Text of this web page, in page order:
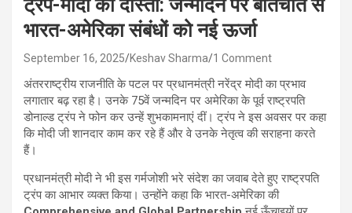
ट्रंप-मोदी की दोस्ती: जन्मदिन पर बातचीत से
भारत-अमेरिका संबंधों को नई ऊर्जा
September 16, 2025 Keshav Sharma 1 Comment
अंतरराष्ट्रीय राजनीति के पटल पर प्रधानमंत्री नरेंद्र मोदी का प्रभाव
लगातार बढ़ रहा है। उनके 75वें जन्मदिन पर अमेरिका के पूर्व राष्ट्रपति
डोनाल्ड ट्रंप ने फोन कर उन्हें शुभकामनाएं दीं। ट्रंप ने इस अवसर पर कहा
कि मोदी जी शानदार काम कर रहे हैं और वे उनके नेतृत्व की सराहना करते
हैं।
प्रधानमंत्री मोदी ने भी इस गर्मजोशी भरे संदेश का जवाब देते हुए राष्ट्रपति
ट्रंप का आभार व्यक्त किया। उन्होंने कहा कि भारत-अमेरिका की